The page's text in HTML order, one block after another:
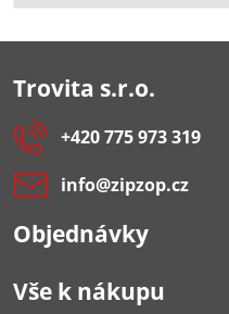
Trovita s.r.o.
+420 775 973 319
info​@zipzop​.cz
Objednávky
Vše k nákupu